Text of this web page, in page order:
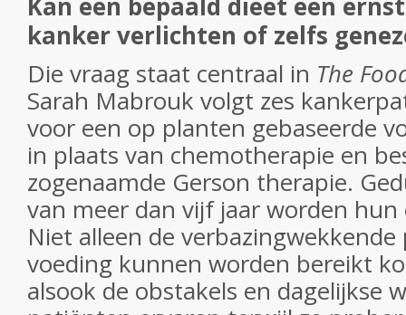
kanker verlichten of zelfs
Die vraag staat centraal in The
Sarah Mabrouk volgt zes
voor een op planten gebaseerde
in plaats van chemotherapie en
zogenaamde Gerson therapie.
van meer dan vijf jaar worden
Niet alleen de
voeding kunnen worden bereikt
alsook de obstakels en dagelijkse